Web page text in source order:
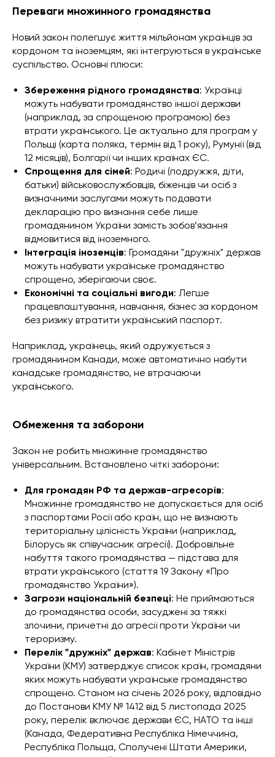
Переваги множинного громадянства
Новий закон полегшує життя мільйонам українців за
кордоном та іноземцям, які інтегруються в українське
суспільство. Основні плюси:
Збереження рідного громадянства: Українці
можуть набувати громадянство іншої держави
(наприклад, за спрощеною програмою) без
втрати українського. Це актуально для програм у
Польщі (карта поляка, термін від 1 року), Румунії (від
12 місяців), Болгарії чи інших країнах ЄС.
Спрощення для сімей: Родичі (подружжя, діти,
батьки) військовослужбовців, біженців чи осіб з
визначними заслугами можуть подавати
декларацію про визнання себе лише
громадянином України замість зобов’язання
відмовитися від іноземного.
Інтеграція іноземців: Громадяни "дружніх" держав
можуть набувати українське громадянство
спрощено, зберігаючи своє.
Економічні та соціальні вигоди: Легше
працевлаштування, навчання, бізнес за кордоном
без ризику втратити український паспорт.
Наприклад, українець, який одружується з
громадянином Канади, може автоматично набути
канадське громадянство, не втрачаючи
українського.
Обмеження та заборони
Закон не робить множинне громадянство
універсальним. Встановлено чіткі заборони:
Для громадян РФ та держав-агресорів:
Множинне громадянство не допускається для осіб
з паспортами Росії або країн, що не визнають
територіальну цілісність України (наприклад,
Білорусь як співучасник агресії). Добровільне
набуття такого громадянства — підстава для
втрати українського (стаття 19 Закону «Про
громадянство України»).
Загрози національній безпеці: Не приймаються
до громадянства особи, засуджені за тяжкі
злочини, причетні до агресії проти України чи
тероризму.
Перелік "дружніх" держав: Кабінет Міністрів
України (КМУ) затверджує список країн, громадяни
яких можуть набувати українське громадянство
спрощено. Станом на січень 2026 року, відповідно
до Постанови КМУ № 1412 від 5 листопада 2025
року, перелік включає держави ЄС, НАТО та інші
(Канада, Федеративна Республіка Німеччина,
Республіка Польща, Сполучені Штати Америки,